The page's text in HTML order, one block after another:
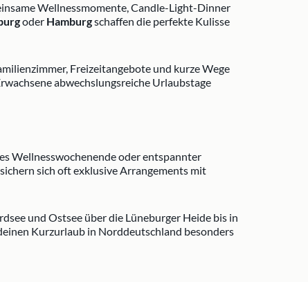
Wellnessmomente, Candle-Light-Dinner
oder Hamburgschaffen die perfekte Kulisse
Freizeitangebote und kurze Wege
abwechslungsreiche Urlaubstage
Wellnesswochenende oder entspannter
sich oft exklusive Arrangements mit
und Ostsee über die Lüneburger Heide bis in
Kurzurlaub in Norddeutschland besonders